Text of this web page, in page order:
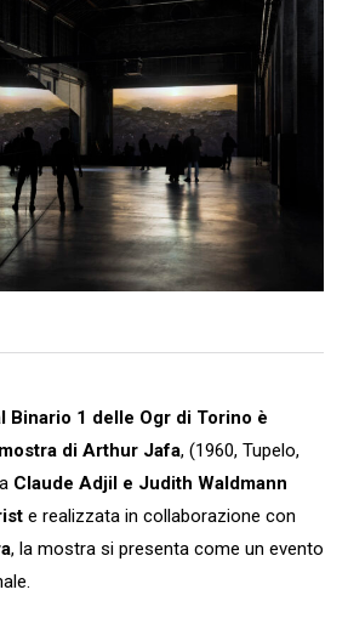
Binario 1 delle Ogr di Torino è
di Arthur Jafa, (1960, Tupelo,
Claude Adjil e Judith Waldmann
e realizzata in collaborazione con
, la mostra si presenta come un evento